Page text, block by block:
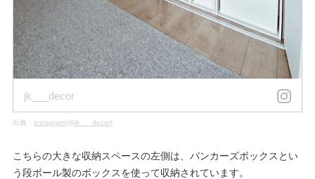
jk___decor
出典： instagram(@jk___decor)
こちらの大きな収納スペースの左側は、バンカーズボックスとい
う段ボール製のボックスを使って収納されています。